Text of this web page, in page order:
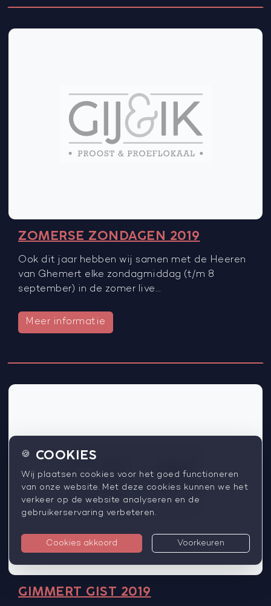
ZOMERSE ZONDAGEN 2019
Ook dit jaar hebben wij samen met de Heeren
van Ghemert elke zondagmiddag (t/m 8
september) in de zomer live…
Meer informatie
GIMMERT GIST 2019
🍪 COOKIES
Wij plaatsen cookies voor het goed functioneren
van onze website. Met deze cookies kunnen we het
verkeer op de website analyseren en de
gebruikerservaring verbeteren.
Cookies akkoord Voorkeuren